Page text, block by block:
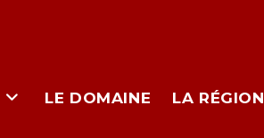
LE DOMAINE LA RÉGION